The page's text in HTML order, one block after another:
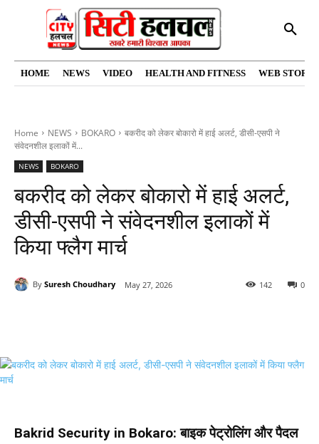
HOME NEWS VIDEO HEALTH AND FITNESS WEB
Home NEWS BOKARO
बकरीद को लेकर बोकारो में हाई अलर्ट, डीसी-एसपी ने
संवेदनशील इलाकों में...
NEWS BOKARO
बकरीद को लेकर बोकारो में हाई अलर्ट,
डीसी-एसपी ने संवेदनशील इलाकों में
किया फ्लैग मार्च
By Suresh Choudhary May 27, 2026 0
142
Bakrid Security in Bokaro: बाइक पेट्रोलिंग और पैदल